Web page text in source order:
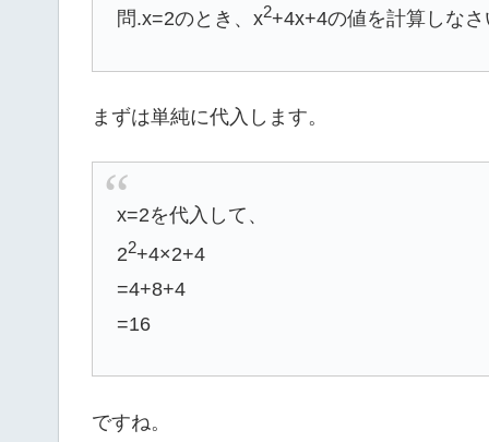
問.x=2のとき、x2+4x+4の値を計算しなさ
まずは単純に代入します。
x=2を代入して、
22+4×2+4
=4+8+4
=16
ですね。